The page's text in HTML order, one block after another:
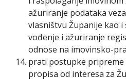
ažuriranje podataka
vlasništvu Županije kao
vođenje i ažuriranje
odnose na imovinsko-
prati postupke pripreme
propisa od interesa za